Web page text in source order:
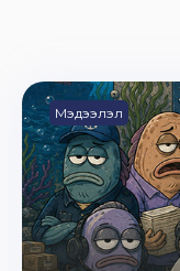
Мэдээлэл